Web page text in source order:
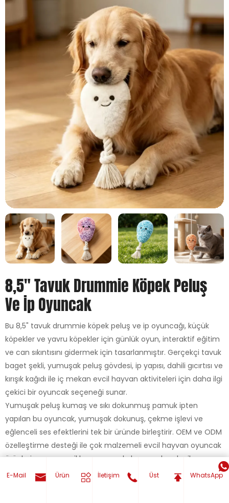
8,5″ Tavuk Drummie Köpek Peluş
Ve İp Oyuncak
Bu 8,5" tavuk drummie köpek peluş ve ip oyuncağı, küçük
köpekler ve yavru köpekler için günlük oyun, interaktif eğitim
ve can sıkıntısını gidermek için tasarlanmıştır. Gerçekçi tavuk
baget şekli, yumuşak peluş gövdesi, ip yapısı, dahili gıcırtısı ve
kırışık kağıdı ile iç mekan evcil hayvan aktiviteleri için daha ilgi
çekici bir oyuncak seçeneği sunar.
Yumuşak peluş kumaş ve sıkı dokunmuş pamuk ipten
yapılan bu oyuncak, yumuşak dokunuş, çekme işlevi ve
eğlenceli ses efektlerini tek bir üründe birleştirir. OEM ve ODM
özelleştirme desteği ile çok malzemeli evcil hayvan oyuncak
ürünleri arayan evcil hayvan markaları, perakendeciler ve
toptan alıcılar için uygundur. Bu konumlandırma, referans
sayfasında listelenen malzemeler, işlevler ve oyuncak
E-Mail Ürün İletişim Üst WhatsApp